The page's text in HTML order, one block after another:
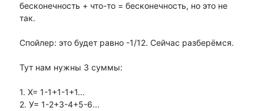
бесконечность + что-то = бесконечность, но это не
так.
Спойлер: это будет равно -1/12. Сейчас разберёмся.
Тут нам нужны 3 суммы:
1. Х= 1-1+1-1+1...
2. У= 1-2+3-4+5-6...